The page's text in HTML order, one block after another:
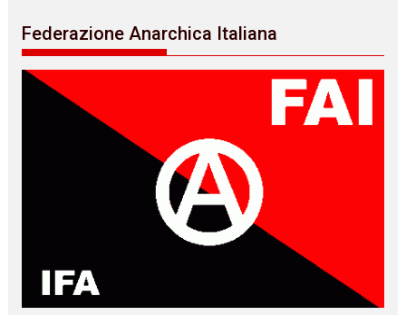
Federazione Anarchica Italiana